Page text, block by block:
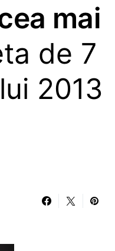
mai
de 7
2013